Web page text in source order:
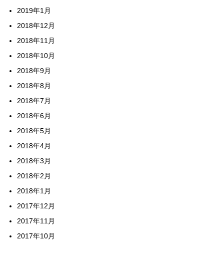
2019年1月
2018年12月
2018年11月
2018年10月
2018年9月
2018年8月
2018年7月
2018年6月
2018年5月
2018年4月
2018年3月
2018年2月
2018年1月
2017年12月
2017年11月
2017年10月